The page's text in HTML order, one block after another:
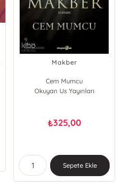
Makber
Cem Mumcu
Okuyan Us Yayınları
₺325,00
Sepete Ekle